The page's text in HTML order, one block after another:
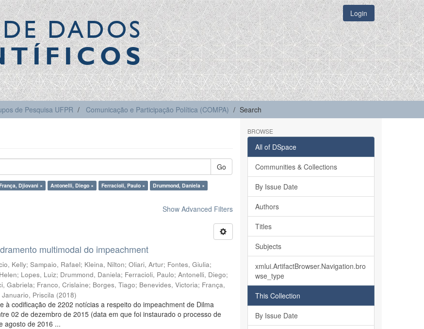
DADOS Login
de Pesquisa UFPR Comunicação e Participação Política (COMPA) Search
Go
Djiovani × Antonelli, Diego × Ferracioli, Paulo ×
Drummond, Daniela ×
Show Advanced Filters
multimodal do impeachment
Kelly;Sampaio, Rafael; Kleina, Nilton;Oliari, Artur; Fontes, Giulia;
; Lopes, Luiz; Drummond, Daniela; Ferracioli, Paulo;Antonelli, Diego;
Gabriela; Franco, Crislaine; Borges, Tiago; Benevides, Victoria; França,
Januario, Priscila (2018)
à codificação de 2202 notícias a respeito do impeachment de Dilma
02 de dezembro de 2015 (data em que foi instaurado o processo de
agosto de 2016 ...
BROWSE
All of DSpace
Communities & Collections
By Issue Date
Authors
Titles
Subjects
xmlui.ArtifactBrowser.Navigation.bro
wse_type
This Collection
By Issue Date